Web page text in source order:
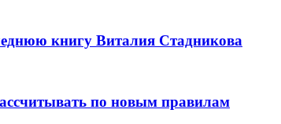
книгу Виталия Стадникова
по новым правилам